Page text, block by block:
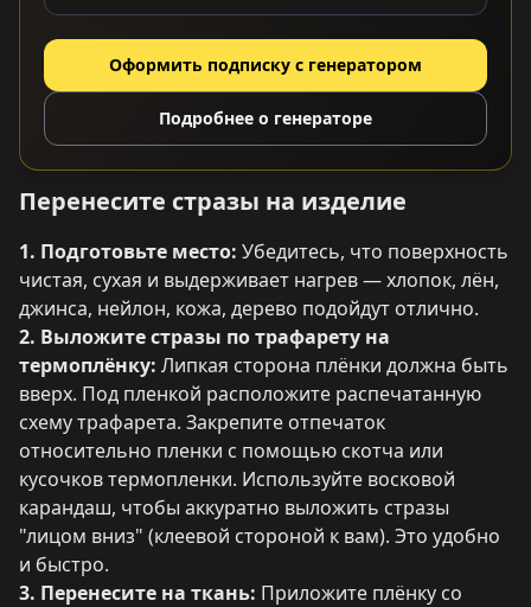
Оформить подписку с генератором
Подробнее о генераторе
Перенесите стразы на изделие
1. Подготовьте место: Убедитесь, что поверхность
чистая, сухая и выдерживает нагрев — хлопок, лён,
джинса, нейлон, кожа, дерево подойдут отлично.
2. Выложите стразы по трафарету на
термоплёнку: Липкая сторона плёнки должна быть
вверх. Под пленкой расположите распечатанную
схему трафарета. Закрепите отпечаток
относительно пленки с помощью скотча или
кусочков термопленки. Используйте восковой
карандаш, чтобы аккуратно выложить стразы
"лицом вниз" (клеевой стороной к вам). Это удобно
и быстро.
3. Перенесите на ткань: Приложите плёнку со